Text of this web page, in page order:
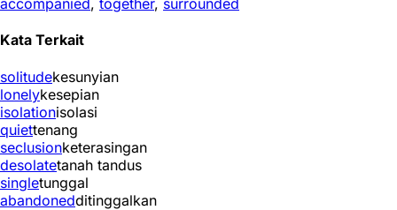
Kata Terkait
solitudekesunyian
lonelykesepian
isolationisolasi
quiettenang
seclusionketerasingan
desolatetanah tandus
singletunggal
abandonedditinggalkan